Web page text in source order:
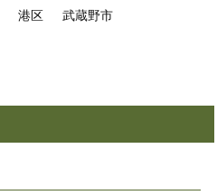
港区
武蔵野市